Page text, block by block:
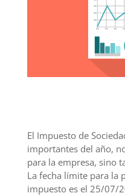
El Impuesto de
importantes del año,
para la empresa, sino
La fecha límite para la
impuesto es el 25/07/